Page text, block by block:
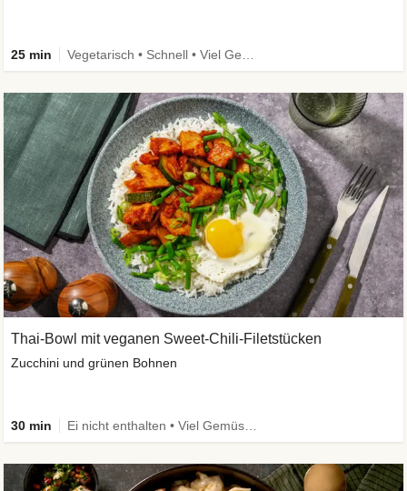
25 min
Thai-Bowl mit veganen Sweet-Chili-Filetstücken
Zucchini und grünen Bohnen
30 min